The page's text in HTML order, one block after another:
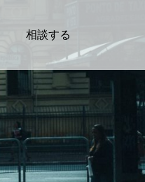
相談する